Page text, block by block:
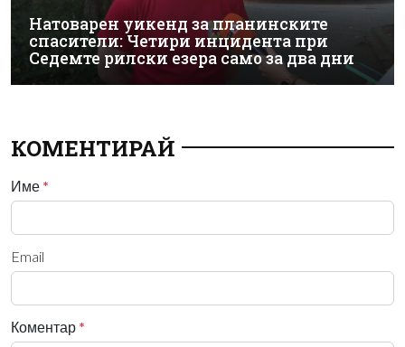
Натоварен уикенд за планинските
спасители: Четири инцидента при
Седемте рилски езера само за два дни
КОМЕНТИРАЙ
Име *
Email
Коментар *